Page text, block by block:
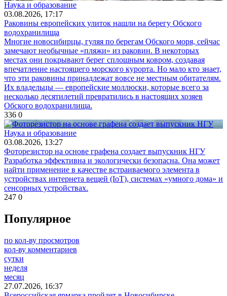
Наука и образование
03.08.2026, 17:17
Раковины европейских улиток нашли на берегу Обского
водохранилища
Многие новосибирцы, гуляя по берегам Обского моря, сейчас
замечают необычные «пляжи» из раковин. В некоторых
местах они покрывают берег сплошным ковром, создавая
впечатление настоящего морского курорта. Но мало кто знает,
что эти раковины принадлежат вовсе не местным обитателям.
Их владельцы — европейские моллюски, которые всего за
несколько десятилетий превратились в настоящих хозяев
Обского водохранилища.
336 0
Наука и образование
03.08.2026, 13:27
Фоторезистор на основе графена создает выпускник НГУ
Разработка эффективна и экологически безопасна. Она может
найти применение в качестве встраиваемого элемента в
устройствах интернета вещей (IoT), системах «умного дома» и
сенсорных устройствах.
247 0
Популярное
по кол-ву просмотров
кол-ву комментариев
сутки
неделя
месяц
27.07.2026, 16:37